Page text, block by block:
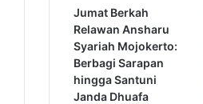
Jumat Berkah
Relawan Ansharu
Syariah Mojokerto:
Berbagi Sarapan
hingga Santuni
Janda Dhuafa